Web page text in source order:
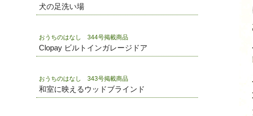
犬の足洗い場
おうちのはなし 344号掲載商品
Clopay ビルトインガレージドア
おうちのはなし 343号掲載商品
和室に映えるウッドブラインド